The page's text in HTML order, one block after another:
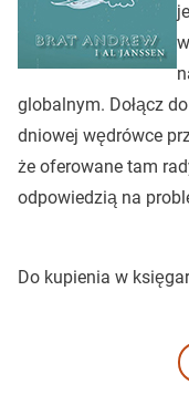
globalnym. Dołącz
dniowej wędrówce
że oferowane tam
odpowiedzią na
Do kupienia w